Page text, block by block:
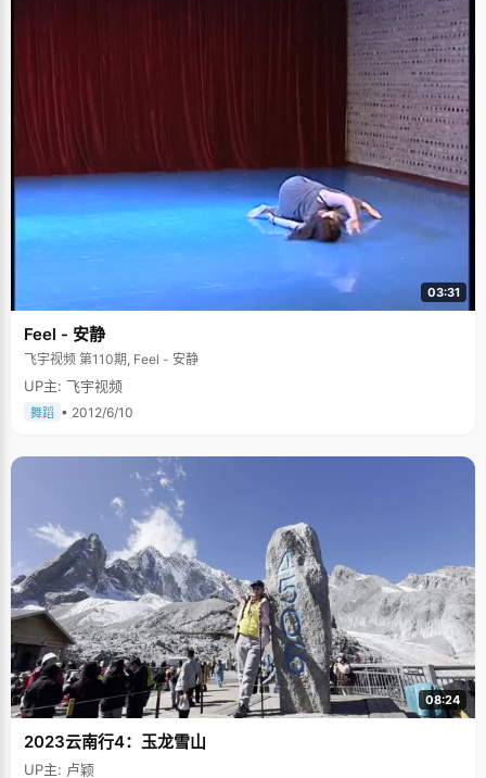
03:31
Feel - 安静
飞宇视频 第110期, Feel - 安静
UP主: 飞宇视频
舞蹈 • 2012/6/10
08:24
2023云南行4：玉龙雪山
UP主: 卢颖